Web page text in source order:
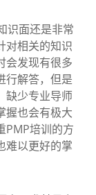
面还是非常
对相关的知识
会发现有很多
行解答，但是
缺少专业导师
握也会有极大
PMP培训的方
难以更好的掌